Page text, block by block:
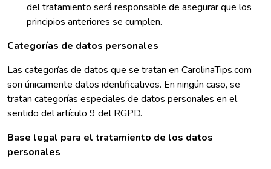
del tratamiento será responsable de asegurar que los
principios anteriores se cumplen.
Categorías de datos personales
Las categorías de datos que se tratan en CarolinaTips.com
son únicamente datos identificativos. En ningún caso, se
tratan categorías especiales de datos personales en el
sentido del artículo 9 del RGPD.
Base legal para el tratamiento de los datos
personales